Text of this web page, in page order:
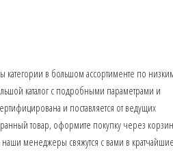
категории в большом ассортименте по
каталог с подробными параметрами и
и поставляется от ведущих
товар, оформите покупку через
наши менеджеры свяжутся с вами в